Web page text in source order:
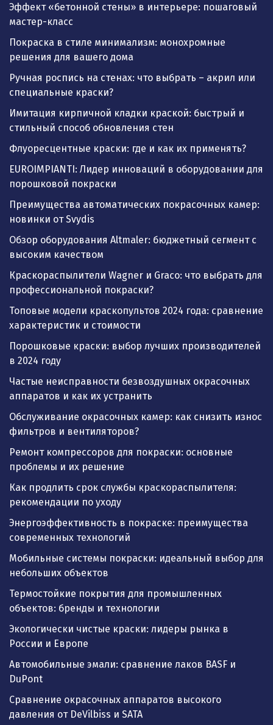
Эффект «бетонной стены» в интерьере: пошаговый
мастер-класс
Покраска в стиле минимализм: монохромные
решения для вашего дома
Ручная роспись на стенах: что выбрать – акрил или
специальные краски?
Имитация кирпичной кладки краской: быстрый и
стильный способ обновления стен
Флуоресцентные краски: где и как их применять?
EUROIMPIANTI: Лидер инноваций в оборудовании для
порошковой покраски
Преимущества автоматических покрасочных камер:
новинки от Svydis
Обзор оборудования Altmaler: бюджетный сегмент с
высоким качеством
Краскораспылители Wagner и Graco: что выбрать для
профессиональной покраски?
Топовые модели краскопультов 2024 года: сравнение
характеристик и стоимости
Порошковые краски: выбор лучших производителей
в 2024 году
Частые неисправности безвоздушных окрасочных
аппаратов и как их устранить
Обслуживание окрасочных камер: как снизить износ
фильтров и вентиляторов?
Ремонт компрессоров для покраски: основные
проблемы и их решение
Как продлить срок службы краскораспылителя:
рекомендации по уходу
Энергоэффективность в покраске: преимущества
современных технологий
Мобильные системы покраски: идеальный выбор для
небольших объектов
Термостойкие покрытия для промышленных
объектов: бренды и технологии
Экологически чистые краски: лидеры рынка в
России и Европе
Автомобильные эмали: сравнение лаков BASF и
DuPont
Сравнение окрасочных аппаратов высокого
давления от DeVilbiss и SATA